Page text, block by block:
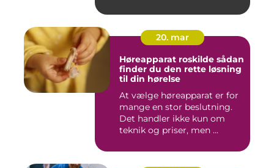
20. mar
Høreapparat roskilde sådan
finder du den rette løsning
til din hørelse
At vælge høreapparat er for
mange en stor beslutning.
Det handler ikke kun om
teknik og priser, men ...